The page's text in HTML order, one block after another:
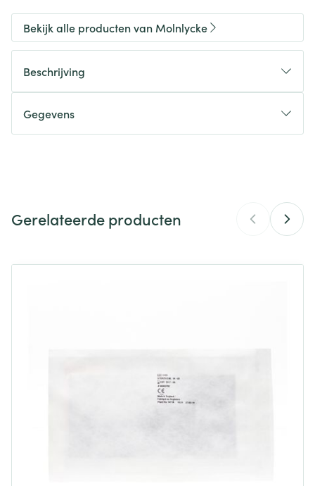
Bekijk alle producten van Molnlycke
Beschrijving
Gegevens
Merken Molnlycke
Kamertemperatuur (15°C - 25°C)
Gerelateerde producten